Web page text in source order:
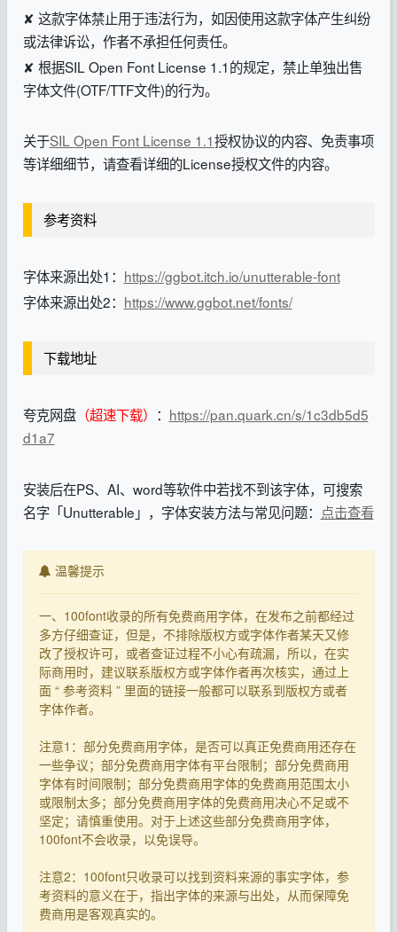
✘ 这款字体禁止用于违法行为，如因使用这款字体产生纠纷
或法律诉讼，作者不承担任何责任。
✘ 根据SIL Open Font License 1.1的规定，禁止单独出售
字体文件(OTF/TTF文件)的行为。
关于SIL Open Font License 1.1授权协议的内容、免责事项
等详细细节，请查看详细的License授权文件的内容。
参考资料
字体来源出处1： https://ggbot.itch.io/unutterable-font
字体来源出处2： https://www.ggbot.net/fonts/
下载地址
夸克网盘（超速下载） ： https://pan.quark.cn/s/1c3db5d5
d1a7
安装后在PS、AI、word等软件中若找不到该字体，可搜索
名字「Unutterable」，字体安装方法与常见问题： 点击查看
温馨提示
一、100font收录的所有免费商用字体，在发布之前都经过
多方仔细查证，但是，不排除版权方或字体作者某天又修
改了授权许可，或者查证过程不小心有疏漏，所以，在实
际商用时，建议联系版权方或字体作者再次核实，通过上
面 “ 参考资料 ” 里面的链接一般都可以联系到版权方或者
字体作者。
注意1：部分免费商用字体，是否可以真正免费商用还存在
一些争议；部分免费商用字体有平台限制；部分免费商用
字体有时间限制；部分免费商用字体的免费商用范围太小
或限制太多；部分免费商用字体的免费商用决心不足或不
坚定；请慎重使用。对于上述这些部分免费商用字体，
100font不会收录，以免误导。
注意2：100font只收录可以找到资料来源的事实字体，参
考资料的意义在于，指出字体的来源与出处，从而保障免
费商用是客观真实的。